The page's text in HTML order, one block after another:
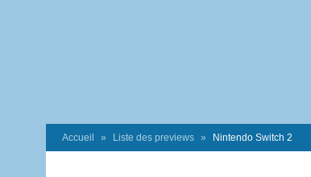
Accueil Liste des previews Nintendo Switch 2